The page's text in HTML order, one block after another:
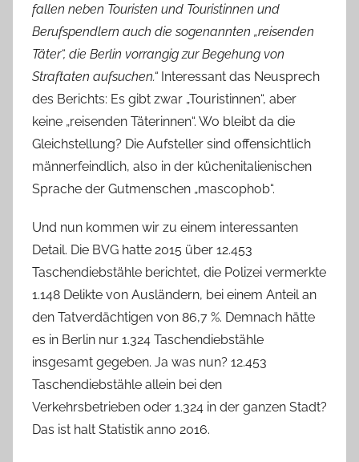
fallen neben Touristen und Touristinnen und
Berufspendlern auch die sogenannten „reisenden
Täter“, die Berlin vorrangig zur Begehung von
Straftaten aufsuchen.“ Interessant das Neusprech
des Berichts: Es gibt zwar „Touristinnen“, aber
keine „reisenden Täterinnen“. Wo bleibt da die
Gleichstellung? Die Aufsteller sind offensichtlich
männerfeindlich, also in der küchenitalienischen
Sprache der Gutmenschen „mascophob“.
Und nun kommen wir zu einem interessanten
Detail. Die BVG hatte 2015 über 12.453
Taschendiebstähle berichtet, die Polizei vermerkte
1.148 Delikte von Ausländern, bei einem Anteil an
den Tatverdächtigen von 86,7 %. Demnach hätte
es in Berlin nur 1.324 Taschendiebstähle
insgesamt gegeben. Ja was nun? 12.453
Taschendiebstähle allein bei den
Verkehrsbetrieben oder 1.324 in der ganzen Stadt?
Das ist halt Statistik anno 2016.